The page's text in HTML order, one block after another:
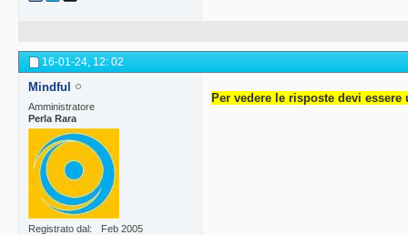
16-01-24, 12: 02
Mindful
Amministratore
Perla Rara
Registrato dal Feb 2005
Per vedere le risposte devi